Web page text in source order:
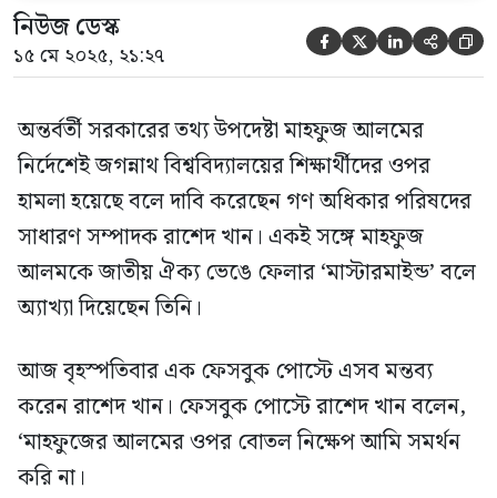
নিউজ ডেস্ক
১৫ মে ২০২৫, ২১:২৭     
অন্তর্বর্তী সরকারের তথ্য উপদেষ্টা মাহফুজ আলমের
নির্দেশেই জগন্নাথ বিশ্ববিদ্যালয়ের শিক্ষার্থীদের ওপর
হামলা হয়েছে বলে দাবি করেছেন গণ অধিকার পরিষদের
সাধারণ সম্পাদক রাশেদ খান। একই সঙ্গে মাহফুজ
আলমকে জাতীয় ঐক্য ভেঙে ফেলার ‘মাস্টারমাইন্ড’ বলে
অ্যাখ্যা দিয়েছেন তিনি।
আজ বৃহস্পতিবার এক ফেসবুক পোস্টে এসব মন্তব্য
করেন রাশেদ খান। ফেসবুক পোস্টে রাশেদ খান বলেন,
‘মাহফুজের আলমের ওপর বোতল নিক্ষেপ আমি সমর্থন
করি না।